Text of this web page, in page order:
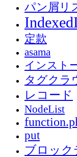
パン屑リ
定款
asama
インスト
タグクラ
レコード
NodeList
put
ブロック